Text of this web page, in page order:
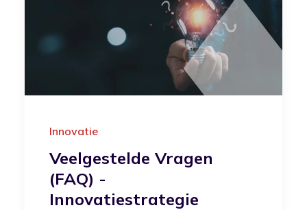
Innovatie
Veelgestelde Vragen
(FAQ) -
Innovatiestrategie